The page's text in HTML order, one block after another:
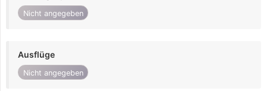
Nicht angegeben
Ausflüge
Nicht angegeben